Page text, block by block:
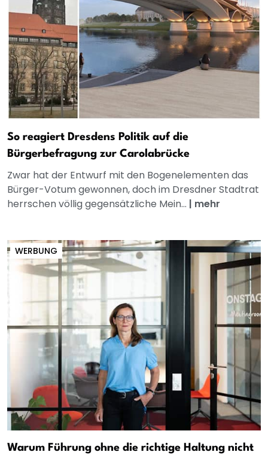
So reagiert Dresdens Politik auf die
Bürgerbefragung zur Carolabrücke
Zwar hat der Entwurf mit den Bogenelementen das
Bürger-Votum gewonnen, doch im Dresdner Stadtrat
herrschen völlig gegensätzliche Mein... | mehr
WERBUNG
Warum Führung ohne die richtige Haltung nicht